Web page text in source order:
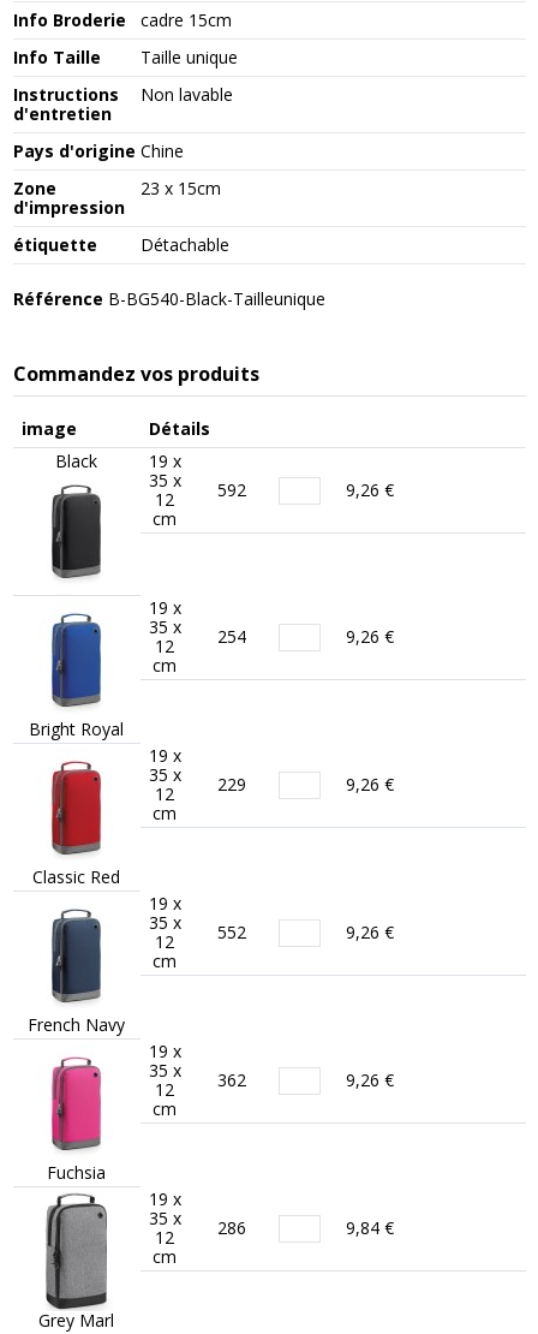
Info Broderie
cadre 15cm
Info Taille
Taille unique
Instructions
d'entretien
Non lavable
Pays d'origine Chine
Zone
d'impression
23 x 15cm
étiquette Détachable
Référence B-BG540-Black-Tailleunique
Commandez vos produits
image
Détails
Black
19 x
35 x
12
cm
592 9,26 €
Bright Royal
19 x
35 x
12
cm
254 9,26 €
Classic Red
19 x
35 x
12
cm
229 9,26 €
French Navy
19 x
35 x
12
cm
552 9,26 €
Fuchsia
19 x
35 x
12
cm
362 9,26 €
Grey Marl
19 x
35 x
12
cm
286 9,84 €